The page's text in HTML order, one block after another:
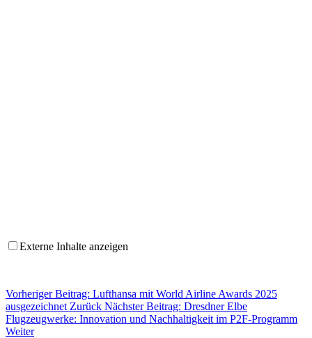
Externe Inhalte anzeigen
Vorheriger Beitrag: Lufthansa mit World Airline Awards 2025
ausgezeichnet Zurück Nächster Beitrag: Dresdner Elbe
Flugzeugwerke: Innovation und Nachhaltigkeit im P2F-Programm
Weiter